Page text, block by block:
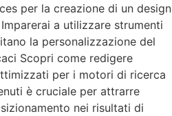
per la creazione di un design
a utilizzare strumenti
la personalizzazione del
Scopri come redigere
per i motori di ricerca
è cruciale per attrarre
nei risultati di